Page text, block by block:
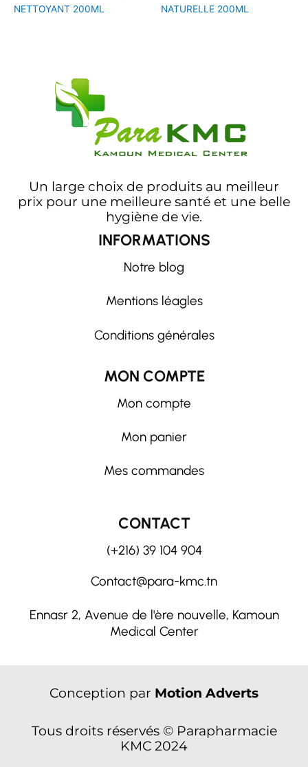
NETTOYANT 200ML
NATURELLE 200ML
Un large choix de produits au meilleur
prix pour une meilleure santé et une belle
hygiène de vie.
INFORMATIONS
Notre blog
Mentions léagles
Conditions générales
MON COMPTE
Mon compte
Mon panier
Mes commandes
CONTACT
(+216) 39 104 904
Contact@para-kmc.tn
Ennasr 2, Avenue de l'ère nouvelle, Kamoun
Medical Center
Conception par Motion Adverts
Tous droits réservés © Parapharmacie
KMC 2024